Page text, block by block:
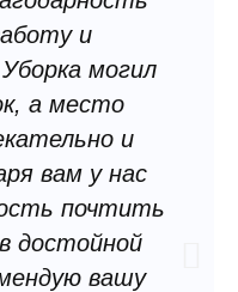
и
могил
а место
и
вам у нас
почтить
достойной
вашу